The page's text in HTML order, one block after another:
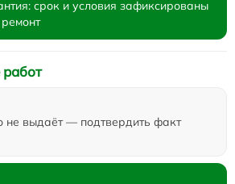
срок и условия зафиксированы
не выдаёт — подтвердить факт